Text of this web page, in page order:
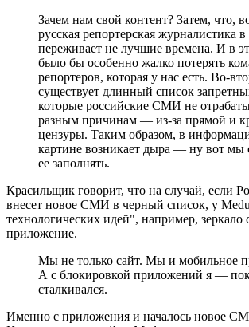
Зачем нам свой контент? Затем, что,
русская репортерская журналистика
переживает не лучшие времена. И в
было бы особенно жалко потерять
репортеров, которая у нас есть. Во-
существует длинный список
которые российские СМИ не
разным причинам — из-за прямой и
цензуры. Таким образом, в
картине возникает дыра — ну вот мы
ее заполнять.
Красильщик говорит, что на случай, если
внесет новое СМИ в черный список, у
технологических идей", например, зеркало
приложение.
Мы не только сайт. Мы и мобильное
А с блокировкой приложений я —
сталкивался.
Именно с приложения и началось новое